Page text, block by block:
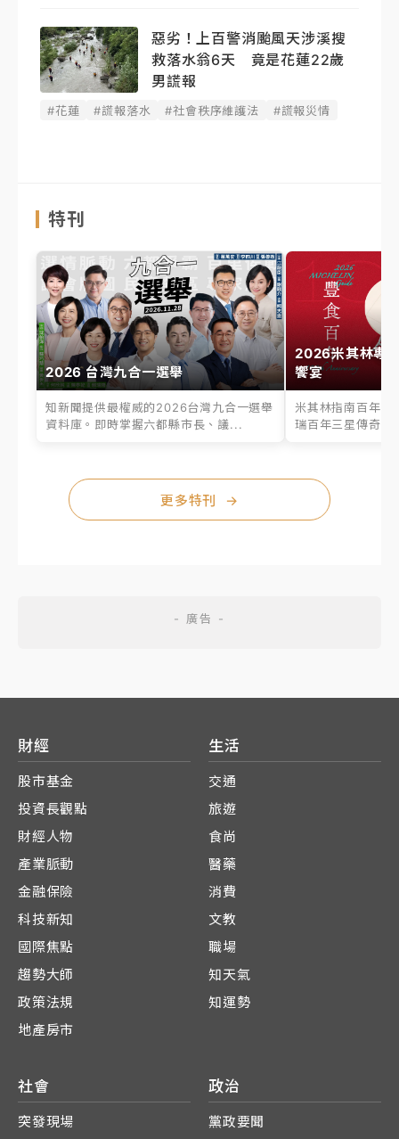
惡劣！上百警消颱風天涉溪搜
救落水翁6天 竟是花蓮22歲
男謊報
#花蓮 #謊報落水 #社會秩序維護法 #謊報災情
特刊
2026 台灣九合一選舉
知新聞提供最權威的2026台灣九合一選舉
資料庫。即時掌握六都縣市長、議...
2026米其林專
饗宴
米其林指南百年之
瑞百年三星傳奇、
更多特刊 →
財經
股市基金
投資長觀點
財經人物
產業脈動
金融保險
科技新知
國際焦點
趨勢大師
政策法規
地產房市
生活
交通
旅遊
食尚
醫藥
消費
文教
職場
知天氣
知運勢
社會
突發現場
政治
黨政要聞